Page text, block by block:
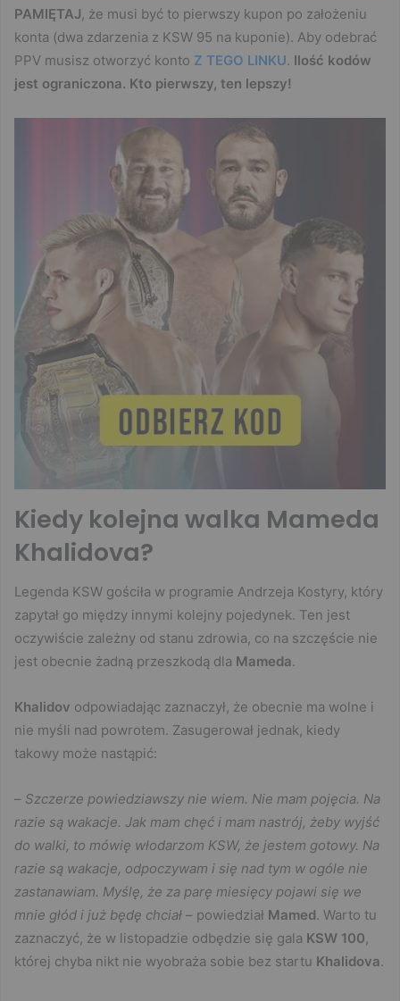
PAMIĘTAJ, że musi być to pierwszy kupon po założeniu
konta (dwa zdarzenia z KSW 95 na kuponie). Aby odebrać
PPV musisz otworzyć konto Z TEGO LINKU. Ilość kodów
jest ograniczona. Kto pierwszy, ten lepszy!
Kiedy kolejna walka Mameda
Khalidova?
Legenda KSW gościła w programie Andrzeja Kostyry, który
zapytał go między innymi kolejny pojedynek. Ten jest
oczywiście zależny od stanu zdrowia, co na szczęście nie
jest obecnie żadną przeszkodą dla Mameda.
Khalidov odpowiadając zaznaczył, że obecnie ma wolne i
nie myśli nad powrotem. Zasugerował jednak, kiedy
takowy może nastąpić:
– Szczerze powiedziawszy nie wiem. Nie mam pojęcia. Na
razie są wakacje. Jak mam chęć i mam nastrój, żeby wyjść
do walki, to mówię włodarzom KSW, że jestem gotowy. Na
razie są wakacje, odpoczywam i się nad tym w ogóle nie
zastanawiam. Myślę, że za parę miesięcy pojawi się we
mnie głód i już będę chciał – powiedział Mamed. Warto tu
zaznaczyć, że w listopadzie odbędzie się gala KSW 100,
której chyba nikt nie wyobraża sobie bez startu Khalidova.